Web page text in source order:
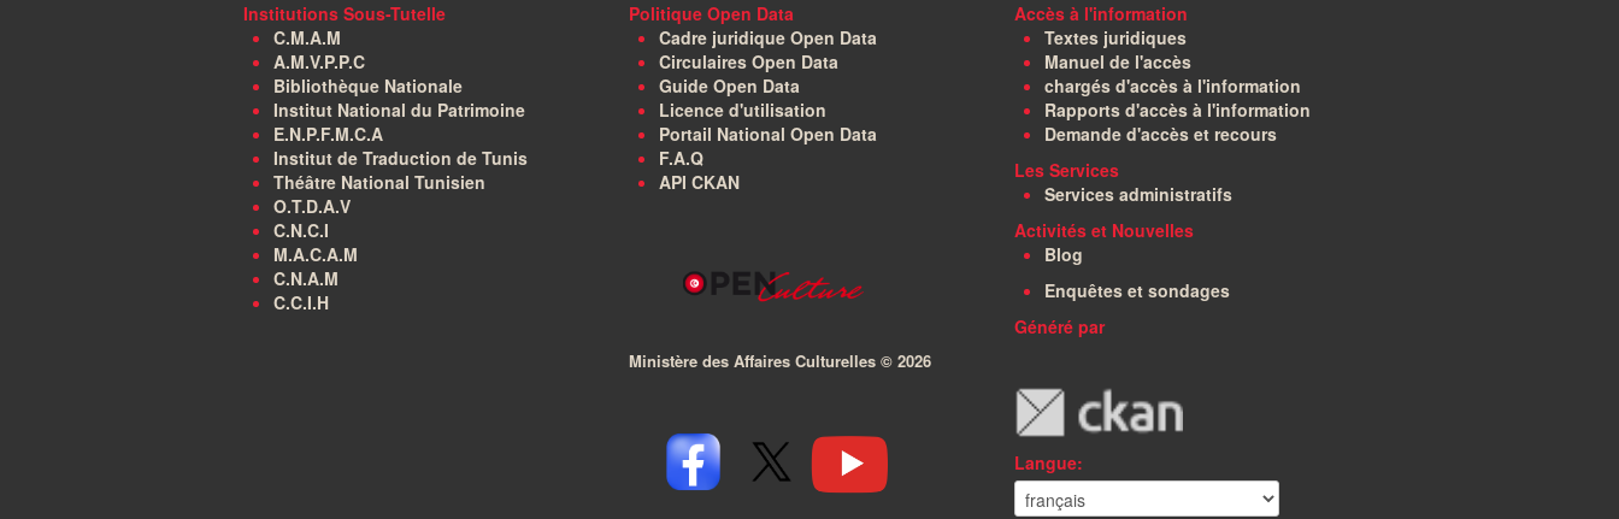
Institutions Sous-Tutelle
C.M.A.M
A.M.V.P.P.C
Bibliothèque Nationale
Institut National du Patrimoine
E.N.P.F.M.C.A
Institut de Traduction de Tunis
Théâtre National Tunisien
O.T.D.A.V
C.N.C.I
M.A.C.A.M
C.N.A.M
C.C.I.H
Politique Open Data
Cadre juridique Open Data
Circulaires Open Data
Guide Open Data
Licence d'utilisation
Portail National Open Data
F.A.Q
API CKAN
Ministère des Affaires Culturelles © 2026
Accès à l'information
Textes juridiques
Manuel de l'accès
chargés d'accès à l'information
Rapports d'accès à l'information
Demande d'accès et recours
Les Services
Services administratifs
Activités et Nouvelles
Blog
Enquêtes et sondages
Généré par
Langue